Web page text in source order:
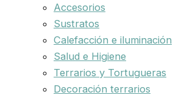
Accesorios
Sustratos
Calefacción e iluminación
Salud e Higiene
Terrarios y Tortugueras
Decoración terrarios